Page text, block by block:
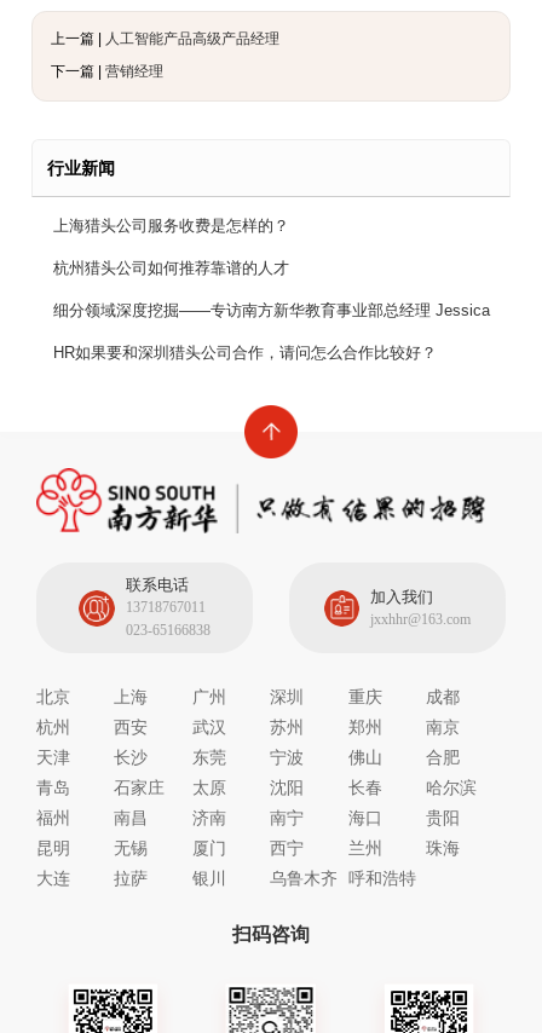
上一篇 |
人工智能产品高级产品经理
下一篇 | 营销经理
行业新闻
上海猎头公司服务收费是怎样的？
杭州猎头公司如何推荐靠谱的人才
细分领域深度挖掘——专访南方新华教育事业部总经理 Jessica
HR如果要和深圳猎头公司合作，请问怎么合作比较好？
联系电话
13718767011
023-65166838
加入我们
jxxhhr@163.com
北京 上海 广州 深圳 重庆
成都
杭州
西安 武汉 苏州 郑州
南京
天津
长沙 东莞 宁波 佛山
合肥
青岛
石家庄 太原 沈阳 长春
哈尔滨
福州
南昌 济南 南宁 海口
贵阳
昆明
无锡 厦门 西宁 兰州
珠海
大连
拉萨 银川 乌鲁木齐 呼和浩特
扫码咨询